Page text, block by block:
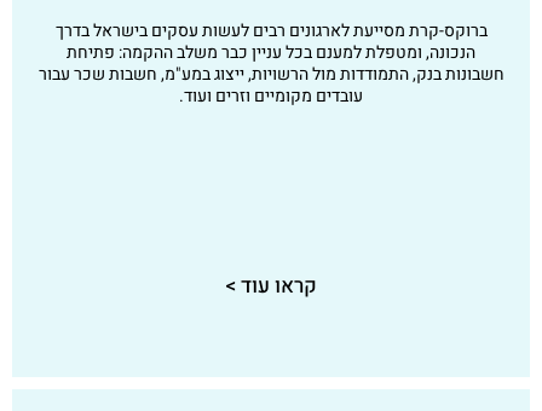
ברוקס-קרתמסייעת לארגונים רבים לעשות עסקים בישראל בדרך
הנכונה, ומטפלת למענם בכל עניין כבר משלב ההקמה: פתיחת
חשבונות בנק, התמודדות מול הרשויות, ייצוג במע"מ, חשבות שכר עבור
עובדים מקומיים וזרים ועוד.
קראו עוד >